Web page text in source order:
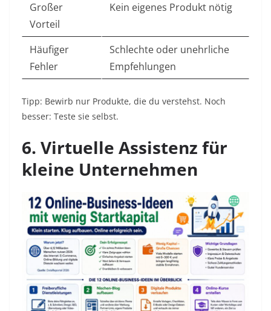
Großer
Vorteil
Kein eigenes Produkt nötig
Häufiger
Fehler
Schlechte oder unehrliche
Empfehlungen
Tipp: Bewirb nur Produkte, die du verstehst. Noch
besser: Teste sie selbst.
6. Virtuelle Assistenz für
kleine Unternehmen